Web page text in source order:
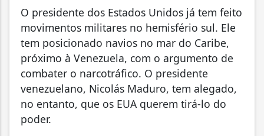
O presidente dos Estados Unidos já tem feito
movimentos militares no hemisfério sul. Ele
tem posicionado navios no mar do Caribe,
próximo à Venezuela, com o argumento de
combater o narcotráfico. O presidente
venezuelano, Nicolás Maduro, tem alegado,
no entanto, que os EUA querem tirá-lo do
poder.